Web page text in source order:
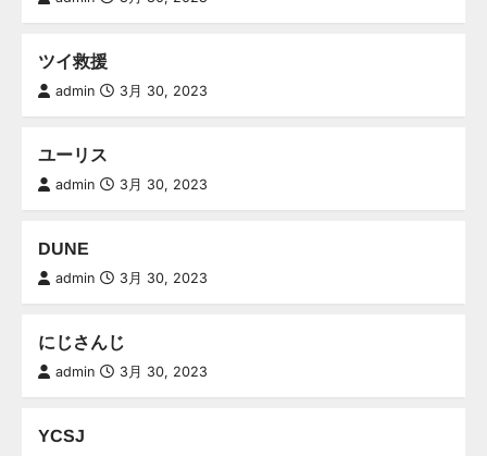
ツイ救援
admin 3月 30, 2023
ユーリス
admin 3月 30, 2023
DUNE
admin 3月 30, 2023
にじさんじ
admin 3月 30, 2023
YCSJ